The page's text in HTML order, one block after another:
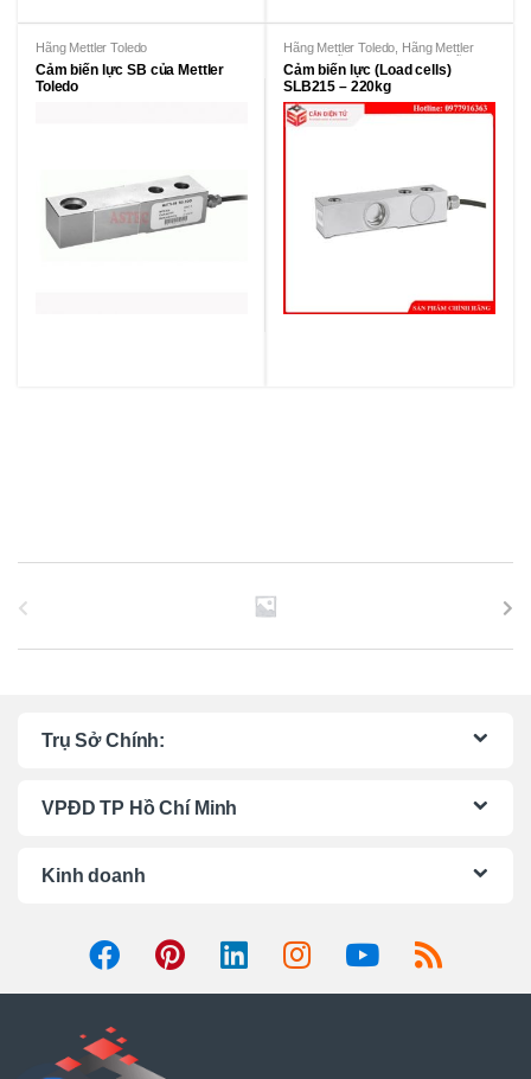
Hãng Mettler Toledo
Cảm biến lực SB của Mettler
Toledo
Hãng Mettler Toledo Hãng Mettler
Toledo
Hãng Mettler Toledo
Hãng
Mettler Toledo
Cảm biến lực (Load cells)
SLB215 – 220kg
Trụ Sở Chính:
VPĐD TP Hồ Chí Minh
Kinh doanh